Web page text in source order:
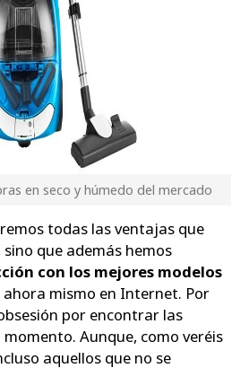
en seco y húmedo del mercado
todas las ventajas que
que además hemos
con los mejores modelos
mismo en Internet. Por
por encontrar las
Aunque, como veréis
aquellos que no se